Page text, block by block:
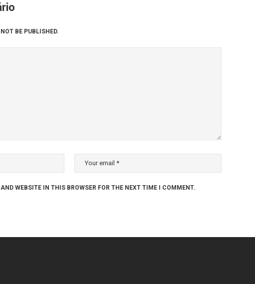
BE PUBLISHED.
WEBSITE IN THIS BROWSER FOR THE NEXT TIME I COMMENT.